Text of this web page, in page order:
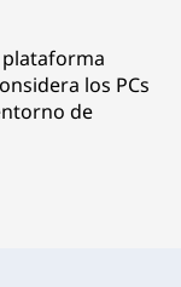
los PCs
de